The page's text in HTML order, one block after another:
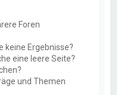
Foren
keine Ergebnisse?
eine leere Seite?
und Themen